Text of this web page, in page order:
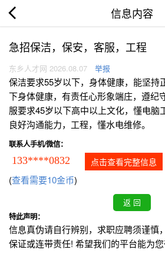
信息内容
急招保洁，保安，客服，工程
东乡人才网 2026.08.07 举报
保洁要求55岁以下，身体健康，能坚持
下身体健康，有责任心形象端庄，遵纪
服要求45岁以下高中以上文化，懂电脑
良好沟通能力，工程，懂水电维修。
联系人手机/微信：
133****0832 点击查看完整信息
(查看需要10金币)
特此声明：
信息真伪请自行辨别，求职应聘须谨慎
保证或连带责任! 希望我们的平台能为您